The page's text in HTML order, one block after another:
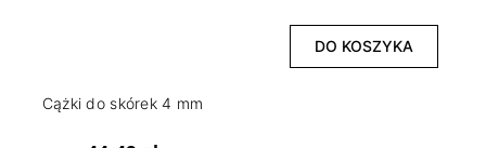
Cążki do skórek 4 mm
DO KOSZYKA